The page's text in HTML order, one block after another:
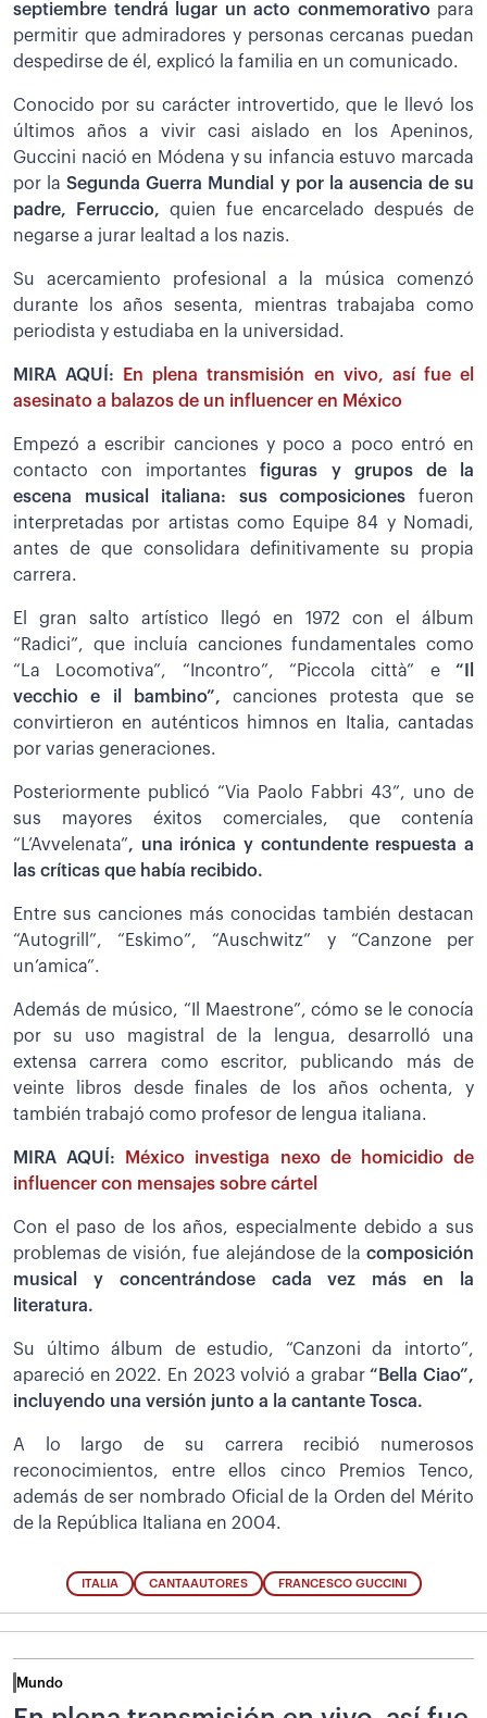
septiembre tendrá lugar un acto conmemorativopara
permitir que admiradores y personas cercanas puedan
despedirse de él, explicó la familia en un comunicado.
Conocido por su carácter introvertido, que le llevó los
últimos años a vivir casi aislado en los Apeninos,
Guccini nació en Módena y su infancia estuvo marcada
por la Segunda Guerra Mundial y por la ausencia de su
padre, Ferruccio, quien fue encarcelado después de
negarse a jurar lealtad a los nazis.
Su acercamiento profesional a la música comenzó
durante los años sesenta, mientras trabajaba como
periodista y estudiaba en la universidad.
MIRA AQUÍ:
En plena transmisión en vivo, así fue el
asesinato a balazos de un influencer en México
Empezó a escribir canciones y poco a poco entró en
contacto con importantesfiguras y grupos de la
escena musical italiana: sus composiciones fueron
interpretadas por artistas como Equipe 84 y Nomadi,
antes de que consolidara definitivamente su propia
carrera.
El gran salto artístico llegó en 1972 con el álbum
“Radici”, que incluía canciones fundamentales como
“La Locomotiva”, “Incontro”, “Piccola città” e“Il
vecchio e il bambino”, canciones protesta que se
convirtieron en auténticos himnos en Italia, cantadas
por varias generaciones.
Posteriormente publicó “Via Paolo Fabbri 43”, uno de
sus mayores éxitos comerciales, que contenía
“L’Avvelenata”, una irónica y contundente respuesta a
las críticas que había recibido.
Entre sus canciones más conocidas también destacan
“Autogrill”, “Eskimo”, “Auschwitz” y “Canzone per
un’amica”.
Además de músico, “Il Maestrone”, cómo se le conocía
por su uso magistral de la lengua, desarrolló una
extensa carrera como escritor, publicando más de
veinte libros desde finales de los años ochenta, y
también trabajó como profesor de lengua italiana.
MIRA AQUÍ:
México investiga nexo de homicidio de
influencer con mensajes sobre cártel
Con el paso de los años, especialmente debido a sus
problemas de visión, fue alejándose de la composición
musical y concentrándose cada vez más en la
literatura.
Su último álbum de estudio, “Canzoni da intorto”,
apareció en 2022. En 2023 volvió a grabar“Bella Ciao”,
incluyendo una versión junto a la cantante Tosca.
A lo largo de su carrera recibió numerosos
reconocimientos, entre ellos cinco Premios Tenco,
además de ser nombrado Oficial de la Orden del Mérito
de la República Italiana en 2004.
ITALIA CANTAAUTORES FRANCESCO GUCCINI
Mundo